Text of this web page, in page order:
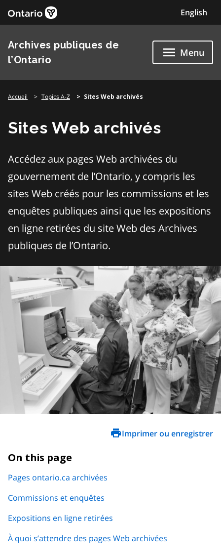
English
Archives publiques de
l’Ontario
Menu
Accueil Topics A-Z Sites Web archivés
Sites Web archivés
Accédez aux pages Web archivées du
gouvernement de l’Ontario, y compris les
sites Web créés pour les commissions et les
enquêtes publiques ainsi que les expositions
en ligne retirées du site Web des Archives
publiques de l’Ontario.
Imprimer ou enregistrer
On this page
Pages ontario.ca archivées
Commissions et enquêtes
Expositions en ligne retirées
À quoi s’attendre des pages Web archivées